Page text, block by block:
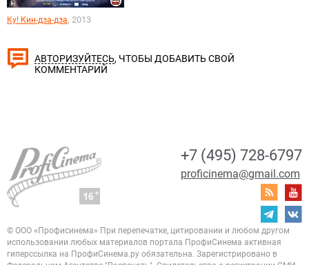
Ку! Кин-дза-дза, 2013
АВТОРИЗУЙТЕСЬ, ЧТОБЫ ДОБАВИТЬ СВОЙ
КОММЕНТАРИЙ
+7 (495) 728-6797
proficinema@gmail.com
© ООО «Профисинема» При перепечатке, цитировании и любом другом
использовании любых материалов портала ПрофиСинема активная
гиперссылка на ПрофиСинема.ру обязательна. Зарегистрировано в